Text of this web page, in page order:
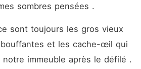
sombres pensées .
sont toujours les gros vieux
et les cache-œil qui
immeuble après le défilé .